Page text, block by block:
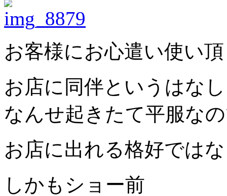
お客様にお心遣い使い
お店に同伴というはな
なんせ起きたて平服な
お店に出れる格好では
しかもショー前